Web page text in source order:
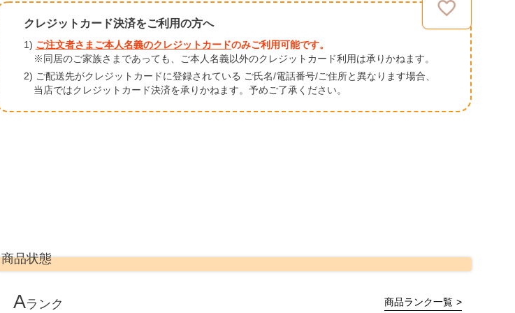
クレジットカード決済をご利用の方へ
1) ご注文者さまご本人名義のクレジットカードのみご利用可能です。
※同居のご家族さまであっても、ご本人名義以外のクレジットカード利用は承りかねます。
2) ご配送先がクレジットカードに登録されている ご氏名/電話番号/ご住所と異なります場合、
当店ではクレジットカード決済を承りかねます。予めご了承ください。
商品状態
Aランク 商品ランク一覧